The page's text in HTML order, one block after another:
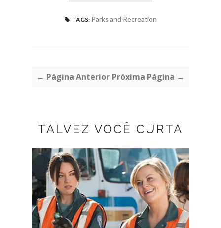
TAGS: Parks and Recreation
← Página Anterior Próxima Página →
TALVEZ VOCÊ CURTA